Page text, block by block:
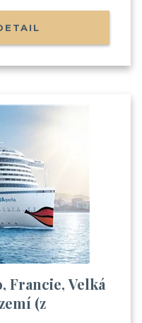
Francie, Velká
(z